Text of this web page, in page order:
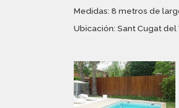
Medidas: 8 metros de
Ubicación: Sant Cugat del